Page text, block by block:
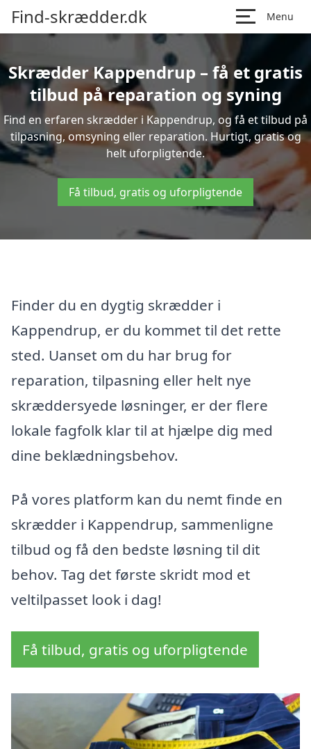
Find-skrædder.dk Menu
Skrædder Kappendrup – få et gratis
tilbud på reparation og syning
Find en erfaren skrædder i Kappendrup, og få et tilbud på
tilpasning, omsyning eller reparation. Hurtigt, gratis og
helt uforpligtende.
Få tilbud, gratis og uforpligtende
Finder du en dygtig skrædder i
Kappendrup, er du kommet til det rette
sted. Uanset om du har brug for
reparation, tilpasning eller helt nye
skræddersyede løsninger, er der flere
lokale fagfolk klar til at hjælpe dig med
dine beklædningsbehov.
På vores platform kan du nemt finde en
skrædder i Kappendrup, sammenligne
tilbud og få den bedste løsning til dit
behov. Tag det første skridt mod et
veltilpasset look i dag!
Få tilbud, gratis og uforpligtende